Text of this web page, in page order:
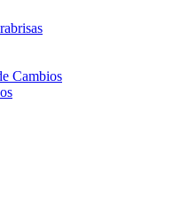
Cambios